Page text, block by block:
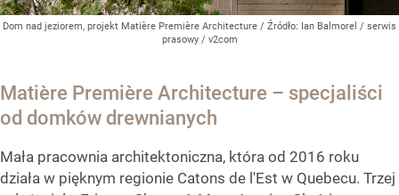
Dom nad jeziorem, projekt Matière Première Architecture / Źródło: Ian Balmorel / serwis
prasowy / v2com
Matière Première Architecture – specjaliści
od domków drewnianych
Mała pracownia architektoniczna, która od 2016 roku
działa w pięknym regionie Catons de l'Est w Quebecu. Trzej